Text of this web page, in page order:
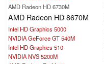
AMD Radeon HD 6730M
AMD Radeon HD 8670M
Intel HD Graphics 5000
NVIDIA GeForce GT 540M
Intel HD Graphics 510
NVIDIA NVS 5200M